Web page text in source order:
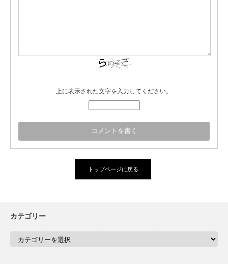
上に表示された文字を入力してください。
トップページに戻る
カテゴリー